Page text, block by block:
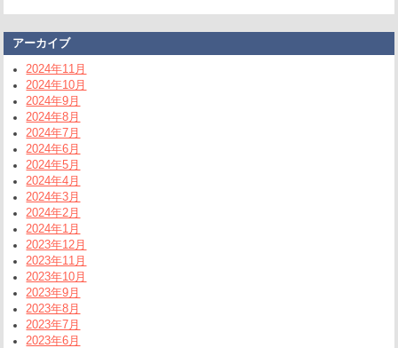
アーカイブ
2024年11月
2024年10月
2024年9月
2024年8月
2024年7月
2024年6月
2024年5月
2024年4月
2024年3月
2024年2月
2024年1月
2023年12月
2023年11月
2023年10月
2023年9月
2023年8月
2023年7月
2023年6月